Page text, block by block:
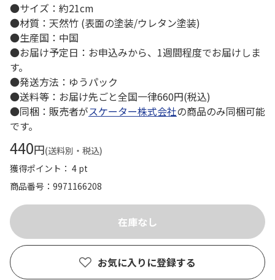
●サイズ：約21cm
●材質：天然竹 (表面の塗装/ウレタン塗装)
●生産国：中国
●お届け予定日：お申込みから、1週間程度でお届けしま
す。
●発送方法：ゆうパック
●送料等：お届け先ごと全国一律660円(税込)
●同梱：販売者がスケーター株式会社の商品のみ同梱可能
です。
440円(送料別・税込)
獲得ポイント： 4 pt
商品番号
9971166208
お気に入りに登録する